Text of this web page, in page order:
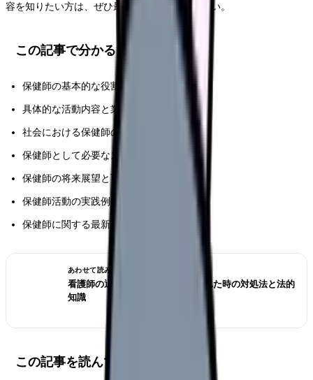
容を知りたい方は、ぜひ最後までお読みください。
この記事で分かること
保健師の基本的な役割と使命
具体的な活動内容と業務範囲
社会における保健師の責任と価値
保健師として必要なスキルと資質
保健師の将来展望と可能性
保健師活動の実践例と成功事例
保健師に関する最新の動向と課題
あわせて読みたい
看護師の退職交渉術｜引き止められた時の対処法と法的
知識
この記事を読んでほしい人